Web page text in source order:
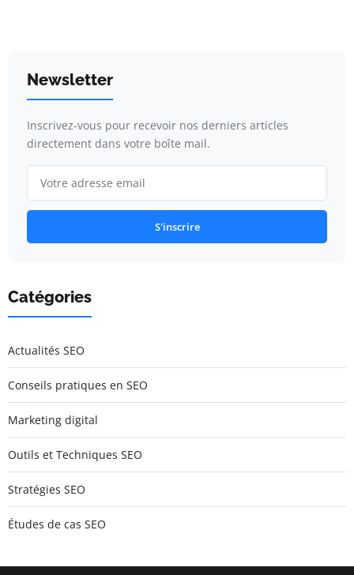
Newsletter
Inscrivez-vous pour recevoir nos derniers articles
directement dans votre boîte mail.
S'inscrire
Catégories
Actualités SEO
Conseils pratiques en SEO
Marketing digital
Outils et Techniques SEO
Stratégies SEO
Études de cas SEO